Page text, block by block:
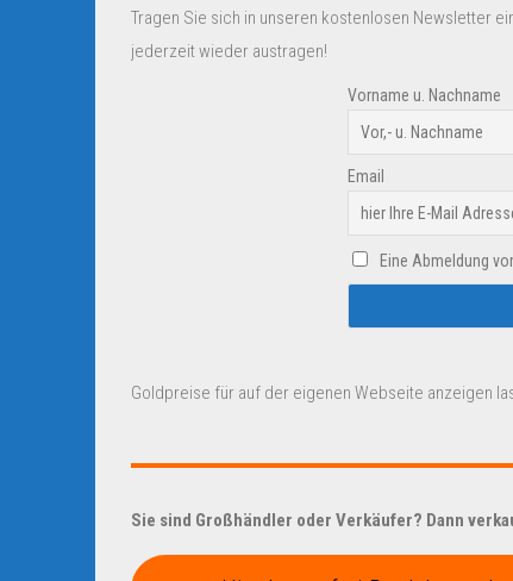
Tragen Sie sich in unseren kostenlosen Newsletter
jederzeit wieder austragen!
Vorname u. Nachname
Email
Eine Abmeldung
Goldpreise für auf der eigenen Webseite anzeigen
Sie sind Großhändler oder Verkäufer? Dann